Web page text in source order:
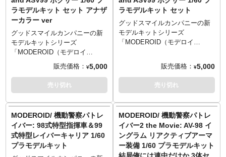
接着剤や工具、塗料等が必要で
す。
警察パトレイバー』。両氏の描
く日常生活の中にあるリアルに
存在するロボットをプラモ的可
動トイではなくフィギュアとし
て製品化する為にソフトビニー
ルキットとして、圧倒的な存在
立体化。30年以上経ってもその
素晴らしさは変わりません！
※この商品は組み立て、塗装が
す。組み立て、塗装には別途、
接着剤や工具、塗料等が必要で
す。
の少ない膨らみで表現されてい
るシンプルなデザインは造形作
家の力量を見ることができるモ
チーフとなります。造形作家田
熊勝夫の持つ魅力、しっかりし
手に取って楽しんでいただきた
いフィギュアです。
※この商品は組み立て、塗装が
す。組み立て、塗装には別途、
接着剤や工具、塗料等が必要で
す。
ラモデルキット セット アナザ
ーカラー ver
グッドスマイルカンパニーの新
モデルキットシリーズ
「MODEROID（モデロイ
ド）」。一部彩色済みの組み立
てキットで、組み立てるだけで
作品イメージの仕上がりを再現
します。フィギュアファンから
タイル、ギミック、ともに楽し
めるモデルキットです。
アニメ『機動警察パトレイバ
ー』より、菱井インダストリー
製重量級作業レイバー「HL-98ヘ
販売価格： ¥5,000
売り切れ
ラモデルキット セット
グッドスマイルカンパニーの新
モデルキットシリーズ
「MODEROID（モデロイ
てキットで、組み立てるだけで
作品イメージの仕上がりを再現
します。フィギュアファンから
作り込みの模型ファンまで、ス
めるモデルキットです。
アニメ『機動警察パトレイバ
ー』より、菱井インダストリー
製重量級作業レイバー「HL-98ヘ
ラクレス21」と篠原重工製レイ
販売価格： ¥5,000
売り切れ
MODEROID/ 機動警察パトレ
イバー: 98式特型指揮車＆99
式特型レイバーキャリア 1/60
プラモデルキット
MODEROID/ 機動警察パトレ
イバー2 the Movie: AV-98 イ
ングラム リアクティブアーマ
ー装備 1/60 プラモデルキット
結局俺には連中だけか 3体セ